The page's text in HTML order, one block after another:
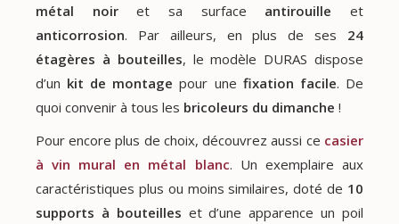
métal noiret sa surface antirouille et
anticorrosion. Par ailleurs, en plus de ses 24
étagères à bouteilles, le modèle DURAS dispose
d’un kit de montage pour une fixation facile. De
quoi convenir à tous les bricoleurs du dimanche !
Pour encore plus de choix, découvrez aussi ce casier
à vin mural en métal blanc. Un exemplaire aux
caractéristiques plus ou moins similaires, doté de 10
supports à bouteilles et d’une apparence un poil